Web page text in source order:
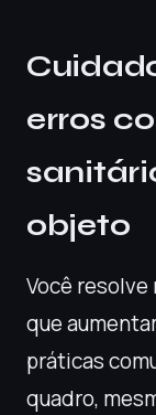
erros
objeto
Você
que
práticas
quadro,